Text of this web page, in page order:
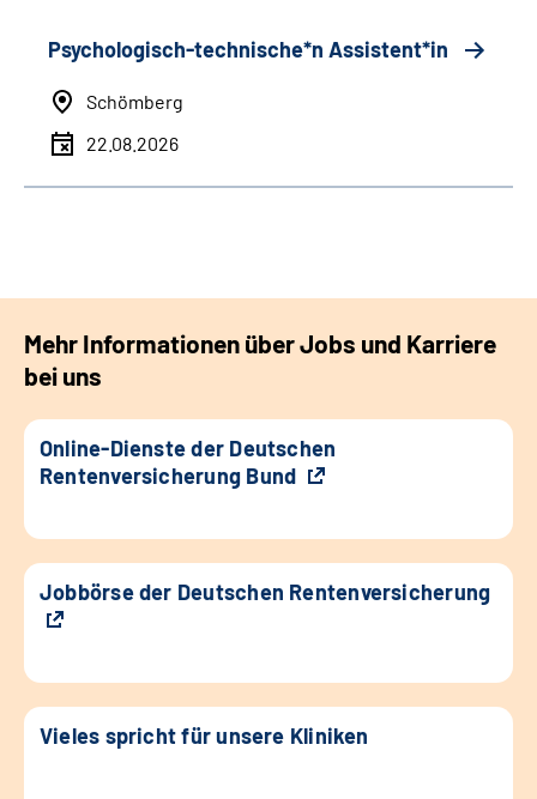
Psychologisch-technische*n Assistent*in
Schömberg
22.08.2026
Mehr Informationen über Jobs und Karriere
bei uns
Online-Dienste der Deutschen
Rentenversicherung Bund
Jobbörse der Deutschen Rentenversicherung
Vieles spricht für unsere Kliniken